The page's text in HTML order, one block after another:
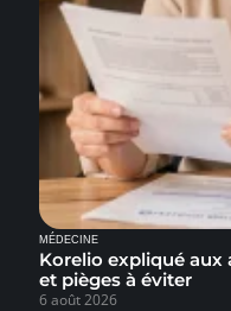
MÉDECINE
Korelio expliqué aux
et pièges à éviter
6 août 2026